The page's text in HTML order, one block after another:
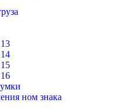
ном знака